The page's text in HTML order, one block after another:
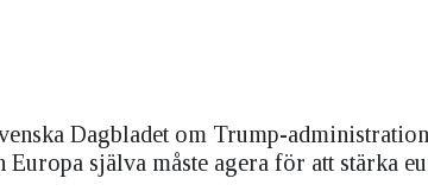
Dagbladet om Trump-
själva måste agera för att stärka